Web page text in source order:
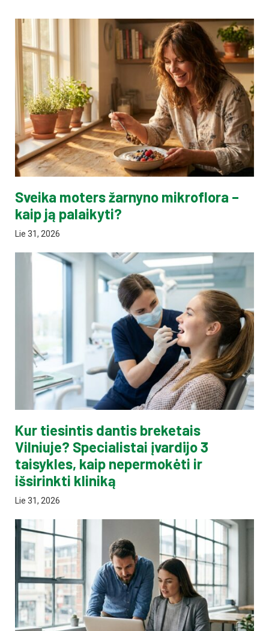
Sveika moters žarnyno mikroflora –
kaip ją palaikyti?
Lie 31, 2026
Kur tiesintis dantis breketais
Vilniuje? Specialistai įvardijo 3
taisykles, kaip nepermokėti ir
išsirinkti kliniką
Lie 31, 2026